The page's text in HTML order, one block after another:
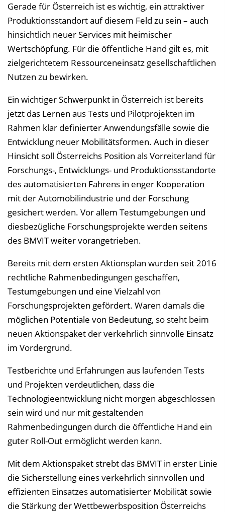
Gerade für Österreich ist es wichtig, ein attraktiver
Produktionsstandort auf diesem Feld zu sein – auch
hinsichtlich neuer Services mit heimischer
Wertschöpfung. Für die öffentliche Hand gilt es, mit
zielgerichtetem Ressourceneinsatz gesellschaftlichen
Nutzen zu bewirken.
Ein wichtiger Schwerpunkt in Österreich ist bereits
jetzt das Lernen aus Tests und Pilotprojekten im
Rahmen klar definierter Anwendungsfälle sowie die
Entwicklung neuer Mobilitätsformen. Auch in dieser
Hinsicht soll Österreichs Position als Vorreiterland für
Forschungs-, Entwicklungs- und Produktionsstandorte
des automatisierten Fahrens in enger Kooperation
mit der Automobilindustrie und der Forschung
gesichert werden. Vor allem Testumgebungen und
diesbezügliche Forschungsprojekte werden seitens
des BMVIT weiter vorangetrieben.
Bereits mit dem ersten Aktionsplan wurden seit 2016
rechtliche Rahmenbedingungen geschaffen,
Testumgebungen und eine Vielzahl von
Forschungsprojekten gefördert. Waren damals die
möglichen Potentiale von Bedeutung, so steht beim
neuen Aktionspaket der verkehrlich sinnvolle Einsatz
im Vordergrund.
Testberichte und Erfahrungen aus laufenden Tests
und Projekten verdeutlichen, dass die
Technologieentwicklung nicht morgen abgeschlossen
sein wird und nur mit gestaltenden
Rahmenbedingungen durch die öffentliche Hand ein
guter Roll-Out ermöglicht werden kann.
Mit dem Aktionspaket strebt das BMVIT in erster Linie
die Sicherstellung eines verkehrlich sinnvollen und
effizienten Einsatzes automatisierter Mobilität sowie
die Stärkung der Wettbewerbsposition Österreichs